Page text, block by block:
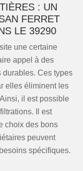
: UN
FERRET
LE 39290
une certaine
appel à des
durables. Ces types
elles éliminent les
il est possible
Il est
choix des bons
peuvent
spécifiques.